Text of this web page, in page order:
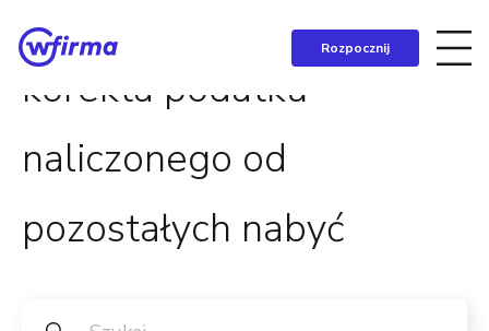
Rozpocznij
korekta podatku
naliczonego od
pozostałych nabyć